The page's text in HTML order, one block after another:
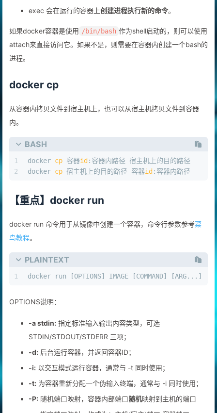
exec 会在运行的容器上创建进程执行新的命令。
如果docker容器是使用 /bin/bash 作为shell启动的，则可以使用
attach来直接访问它。如果不是，则需要在容器内创建一个bash的
进程。
docker cp
从容器内拷贝文件到宿主机上，也可以从宿主机拷贝文件到容器
内。
BASH
1
2
docker cp 容器id :容器内路径 宿主机上的目的路径
docker cp 宿主机上的目的路径 容器id :容器内路径
【重点】docker run
docker run 命令用于从镜像中创建一个容器，命令行参数参考菜
鸟教程。
PLAINTEXT
1 docker run [OPTIONS] IMAGE [COMMAND] [ARG...]
OPTIONS说明：
-a stdin: 指定标准输入输出内容类型，可选
STDIN/STDOUT/STDERR 三项；
-d: 后台运行容器，并返回容器ID；
-i: 以交互模式运行容器，通常与 -t 同时使用；
-t: 为容器重新分配一个伪输入终端，通常与 -i 同时使用；
-P: 随机端口映射，容器内部端口随机映射到主机的端口